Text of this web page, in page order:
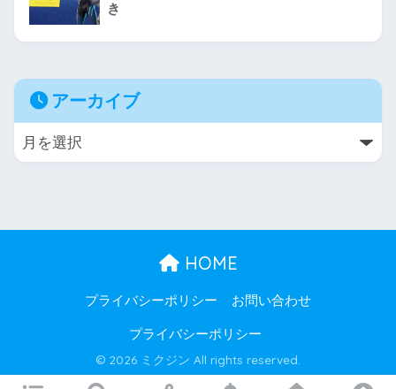
き
アーカイブ
HOME
プライバシーポリシー お問い合わせ
プライバシーポリシー
© 2026 ミクジン All rights reserved.